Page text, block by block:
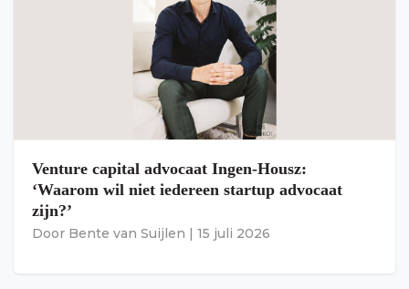
Venture capital advocaat Ingen-Housz:
‘Waarom wil niet iedereen startup advocaat
zijn?’
Door Bente van Suijlen | 15 juli 2026